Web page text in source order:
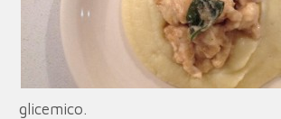
glicemico.